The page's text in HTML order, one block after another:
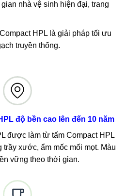
nhà vệ sinh hiện đại, trang
HPL là giải pháp tối ưu
truyền thống.
độ bền cao lên đến 10 năm
được làm từ tấm Compact HPL
xước, ẩm mốc mối mọt. Màu
vững theo thời gian.